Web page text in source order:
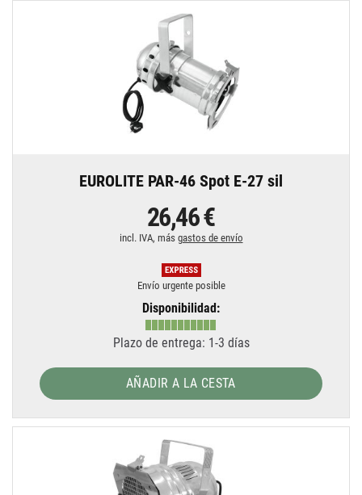
EUROLITE PAR-46 Spot E-27 sil
26,46 €
incl. IVA, más gastos de envío
Envío urgente posible
Disponibilidad:
Plazo de entrega: 1-3 días
AÑADIR A LA CESTA